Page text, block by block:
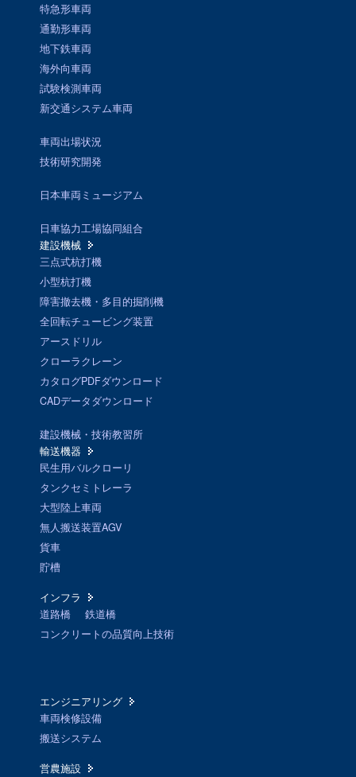
特急形車両
通勤形車両
地下鉄車両
海外向車両
試験検測車両
新交通システム車両
車両出場状況
技術研究開発
日本車両ミュージアム
日車協力工場協同組合
建設機械
三点式杭打機
小型杭打機
障害撤去機・多目的掘削機
全回転チュービング装置
アースドリル
クローラクレーン
カタログPDFダウンロード
CADデータダウンロード
建設機械・技術教習所
輸送機器
民生用バルクローリ
タンクセミトレーラ
大型陸上車両
無人搬送装置AGV
貨車
貯槽
インフラ
道路橋
鉄道橋
コンクリートの品質向上技術
エンジニアリング
車両検修設備
搬送システム
営農施設